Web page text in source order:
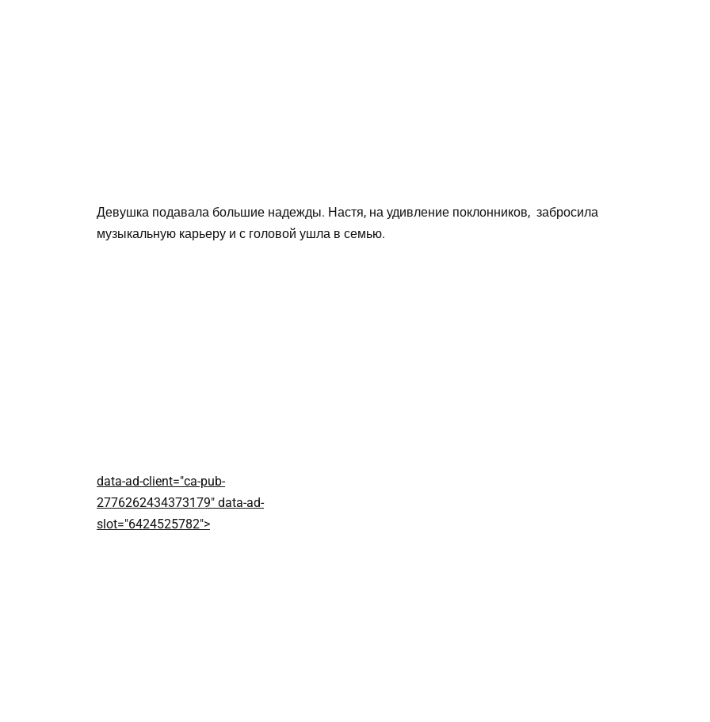
Девушка подавала большие надежды. Настя, на удивление поклонников, забросила
музыкальную карьеру и с головой ушла в семью.
data-ad-client="ca-pub-
2776262434373179" data-ad-
slot="6424525782">